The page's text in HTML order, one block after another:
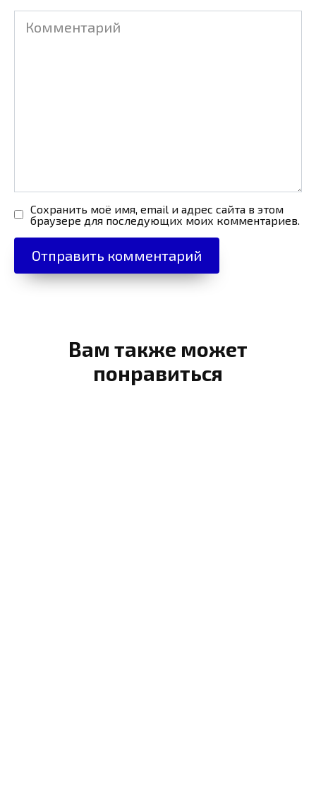
Комментарий
Сохранить моё имя, email и адрес сайта в этом
браузере для последующих моих комментариев.
Вам также может
понравиться